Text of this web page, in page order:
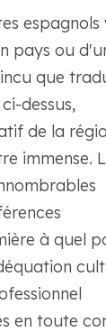
espagnols
pays ou
que
dessus,
de la
immense.
à quel
en toute